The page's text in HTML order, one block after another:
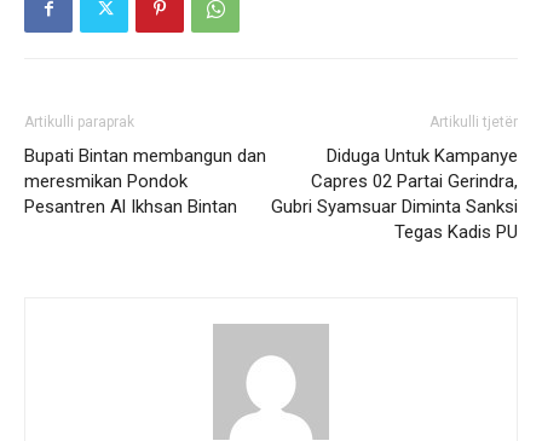
Artikulli paraprak
Bupati Bintan membangun dan
meresmikan Pondok
Pesantren Al Ikhsan Bintan
Artikulli tjetër
Diduga Untuk Kampanye
Capres 02 Partai Gerindra,
Gubri Syamsuar Diminta Sanksi
Tegas Kadis PU